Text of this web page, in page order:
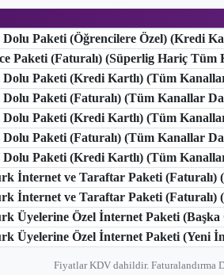
Dolu Paketi (Öğrencilere Özel) (Kredi
Paketi (Faturalı) (Süperlig Hariç Tüm
Dolu Paketi (Kredi Kartlı) (Tüm
Dolu Paketi (Faturalı) (Tüm Kanallar
Dolu Paketi (Kredi Kartlı) (Tüm
Dolu Paketi (Faturalı) (Tüm Kanallar
Dolu Paketi (Kredi Kartlı) (Tüm
İnternet ve Taraftar Paketi
İnternet ve Taraftar Paketi
Üyelerine Özel İnternet Paketi (Başka
Üyelerine Özel İnternet Paketi (Yeni
Fiyatlar KDV dahildir. Faturalandırma